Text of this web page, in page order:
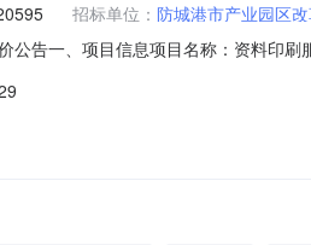
招标单位： 防城港市产业园区
公告一、项目信息项目名称：资料印
意向品牌资料印刷服务核心参数要求: